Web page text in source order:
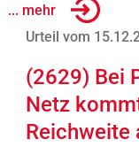
... mehr
Urteil vom
(2629) Bei
Netz
Reichweite